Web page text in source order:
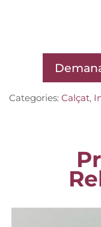
Categories: Calçat,